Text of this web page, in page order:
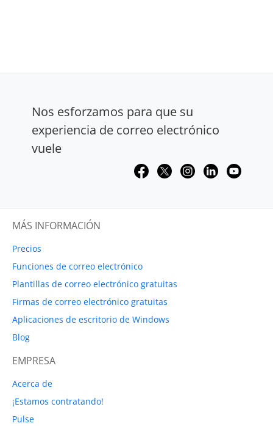
Nos esforzamos para que su
experiencia de correo electrónico
vuele
MÁS INFORMACIÓN
Precios
Funciones de correo electrónico
Plantillas de correo electrónico gratuitas
Firmas de correo electrónico gratuitas
Aplicaciones de escritorio de Windows
Blog
EMPRESA
Acerca de
¡Estamos contratando!
Pulse